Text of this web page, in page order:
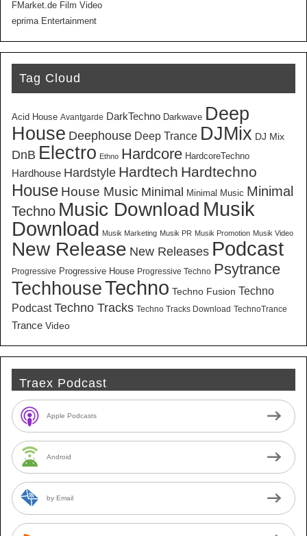
FMarket.de Film Video
eprima Entertainment
Tag Cloud
Acid House Avantgarde DarkTechno Darkwave Deep
House Deephouse Deep Trance DJMix DJ Mix
DnB Electro Ethno Hardcore HardcoreTechno
Hardhouse Hardstyle Hardtech Hardtechno
House House Music Minimal Minimal Music Minimal
Techno Music Download Musik
Download Musik Marketing Musik PR Musik Promotion Musik Video
New Release New Releases Podcast
Progressive Progressive House Progressive Techno Psytrance
TechhouseTechno Techno Fusion Techno
Podcast Techno Tracks Techno Tracks Download TechnoTrance
Trance Video
Traex Podcast
Apple Podcasts
Android
by Email